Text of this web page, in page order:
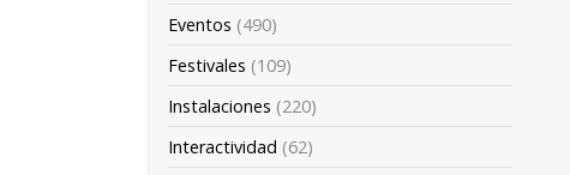
Eventos (490)
Festivales (109)
Instalaciones (220)
Interactividad (62)